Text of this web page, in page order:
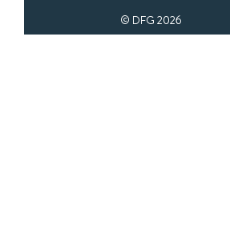
© DFG 2026